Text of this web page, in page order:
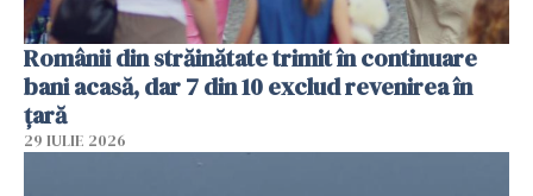
Românii din străinătate trimit în continuare
bani acasă, dar 7 din 10 exclud revenirea în
țară
29 IULIE 2026